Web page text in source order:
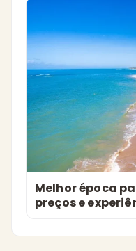
Melhor época
preços e